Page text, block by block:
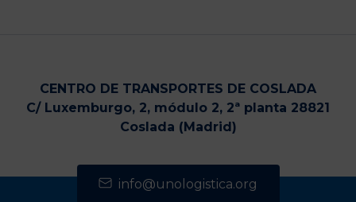
CENTRO DE TRANSPORTES DE COSLADA
C/ Luxemburgo, 2, módulo 2, 2ª planta 28821
Coslada (Madrid)
info@unologistica.org